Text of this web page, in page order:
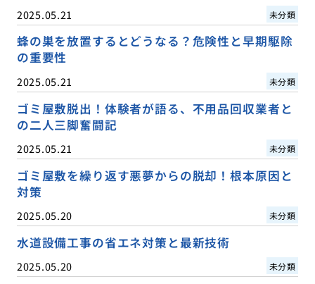
2025.05.21 未分類
蜂の巣を放置するとどうなる？危険性と早期駆除
の重要性
2025.05.21 未分類
ゴミ屋敷脱出！体験者が語る、不用品回収業者と
の二人三脚奮闘記
2025.05.21 未分類
ゴミ屋敷を繰り返す悪夢からの脱却！根本原因と
対策
2025.05.20 未分類
水道設備工事の省エネ対策と最新技術
2025.05.20 未分類